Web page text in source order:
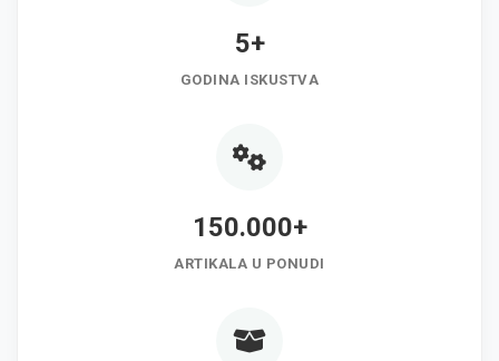
5+
GODINA ISKUSTVA
150.000+
ARTIKALA U PONUDI